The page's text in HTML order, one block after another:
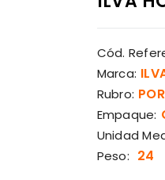
Cód.
Marca:
Rubro:
Empaque:
Unidad
Peso: 24